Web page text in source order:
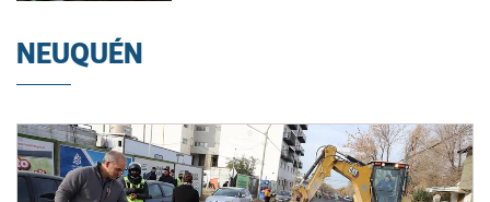
NEUQUÉN